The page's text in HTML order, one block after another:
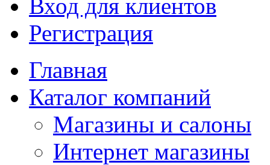
Вход для клиентов
Регистрация
Главная
Каталог компаний
Магазины и салоны
Интернет магазины